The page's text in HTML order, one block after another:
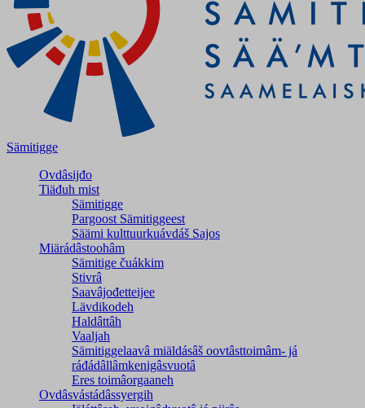
Sämitigge
Ovdâsijđo
Tiäđuh mist
Sämitigge
Pargoost Sämitiggeest
Säämi kulttuurkuávdáš Sajos
Miärádâstoohâm
Sämitige čuákkim
Stivrâ
Saavâjođetteijee
Lävdikodeh
Haldâttâh
Vaaljah
Sämitiggelaavâ miäldásâš oovtâsttoimâm- já
ráđádâllâmkenigâsvuotâ
Eres toimâorgaaneh
Ovdâsvástádâssyergih